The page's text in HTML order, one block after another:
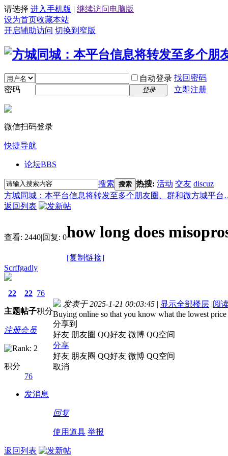
请选择 进入手机版 | 继续访问电脑版
设为首页收藏本站
开启辅助访问 切换到窄版
自动登录 找回密码
密码
登录 立即注册
微信扫码登录
快捷导航
论坛BBS
搜索 搜索 热搜: 活动 交友 discuz
方城同城：本平台信息将转发至多个朋友圈、群和微方城平
返回列表
查看: 2440|回复: 0how long does
[复制链接]
Scrffgadly
22
主题
22
帖子
76
积分
注册会员
积分
76
发消息
发表于 2025-1-21 00:03:45 | 显示全部楼层 |阅
Buying online so that you know what the lowest
分享到
好友 朋友圈 QQ好友 微博 QQ空间
分享
好友 朋友圈 QQ好友 微博 QQ空间
取消
回复
使用道具 举报
返回列表